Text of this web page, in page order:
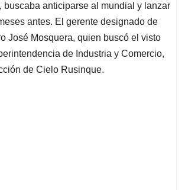
buscaba anticiparse al mundial y lanzar
antes. El gerente designado de
José Mosquera, quien buscó el visto
de Industria y Comercio,
de Cielo Rusinque.